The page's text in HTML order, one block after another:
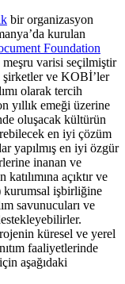
bir organizasyon
kurulan
Foundation
varisi seçilmiştir
şirketler ve KOBİ’ler
olarak tercih
yıllık emeği üzerine
oluşacak kültürün
en iyi çözüm
yapılmış en iyi özgür
inanan ve
açıktır ve
kurumsal işbirliğine
savunucuları ve
küresel ve yerel
faaliyetlerinde
aşağıdaki